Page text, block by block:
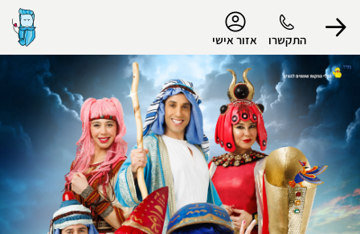
התקשרו אזור אישי
הפרופיל שלי
התנתק